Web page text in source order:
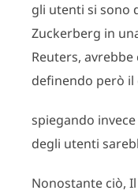
gli utenti si sono
Zuckerberg in
Reuters,
definendo però il
spiegando
degli utenti
Nonostante ciò,